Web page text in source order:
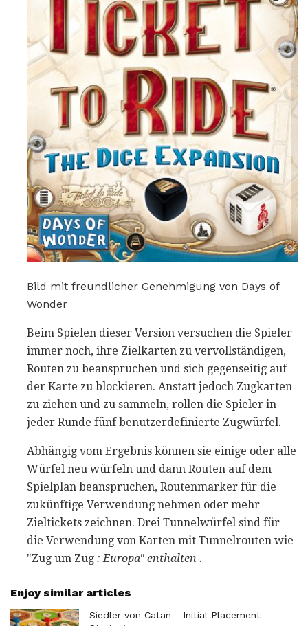
Bild mit freundlicher Genehmigung von Days of
Wonder
Beim Spielen dieser Version versuchen die Spieler
immer noch, ihre Zielkarten zu vervollständigen,
Routen zu beanspruchen und sich gegenseitig auf
der Karte zu blockieren. Anstatt jedoch Zugkarten
zu ziehen und zu sammeln, rollen die Spieler in
jeder Runde fünf benutzerdefinierte Zugwürfel.
Abhängig vom Ergebnis können sie einige oder alle
Würfel neu würfeln und dann Routen auf dem
Spielplan beanspruchen, Routenmarker für die
zukünftige Verwendung nehmen oder mehr
Zieltickets zeichnen. Drei Tunnelwürfel sind für
die Verwendung von Karten mit Tunnelrouten wie
"Zug um Zug : Europa" enthalten .
Enjoy similar articles
Siedler von Catan - Initial Placement